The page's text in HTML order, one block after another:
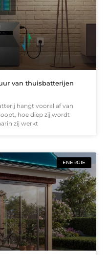
van thuisbatterijen
hangt vooral af van
hoe diep zij wordt
zij werkt
ENERGIE